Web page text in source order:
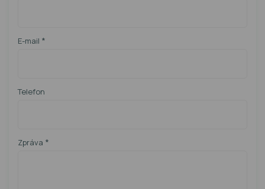
E-mail *
Telefon
Zpráva *